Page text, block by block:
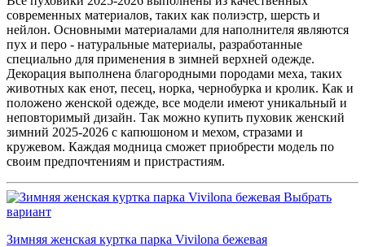
современных материалов, таких как полиэстр, шерсть и
нейлон. Основными материалами для наполнителя являются
пух и перо - натуральные материалы, разработанные
специально для применения в зимней верхней одежде.
Декорация выполнена благородными породами меха, таких
животных как енот, песец, норка, чернобурка и кролик. Как и
положено женской одежде, все модели имеют уникальный и
неповторимый дизайн. Так можно купить пуховик женский
зимний 2025-2026 с капюшоном и мехом, стразами и
кружевом. Каждая модница сможет приобрести модель по
своим предпочтениям и пристрастиям.
Выбрать
вариант
Зимняя женская куртка парка Vivilona бежевая